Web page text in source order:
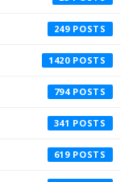
249
1420
794
341
619